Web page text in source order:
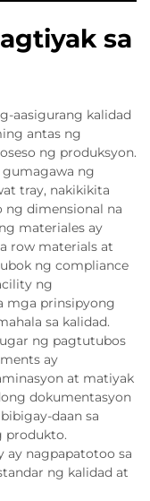
sa
aasigurang kalidad
antas ng
ng produksyon.
gumagawa ng
tray, nakikikita
dimensional na
materiales ay
row materials at
ng compliance
ng
mga prinsipyong
sa kalidad.
ng pagtutubos
ay
at matiyak
dokumentasyon
daan sa
produkto.
ay nagpapatotoo sa
ng kalidad at